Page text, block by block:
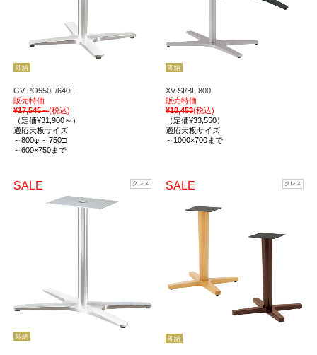
即納
GV-PO550L/640L
販売特価
¥17,545～(税込)
（定価¥31,900～）
適応天板サイズ
～800φ ～750□
～600×750まで
即納
XV-SI/BL 800
販売特価
¥18,453(税込)
（定価¥33,550）
適応天板サイズ
～1000×700まで
SALE クレス
即納
SALE クレス
即納